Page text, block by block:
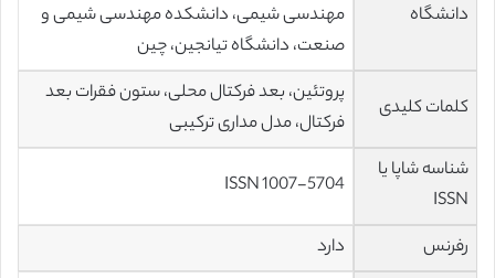
دانشگاه
مهندسی شیمی، دانشکده مهندسی شیمی و
صنعت، دانشگاه تیانجین، چین
کلمات کلیدی
پروتئين، بعد فرکتال محلی، ستون فقرات بعد
فرکتال، مدل مداری ترکیبی
شناسه شاپا یا
ISSN
ISSN 1007-5704
رفرنس
دارد